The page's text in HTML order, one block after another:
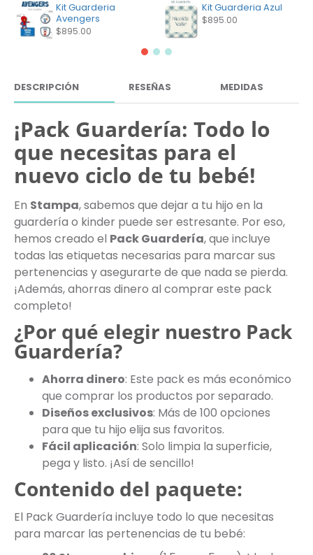
Kit Guarderia
Avengers
$895.00
Kit Guarderia Azul
$895.00
DESCRIPCIÓN RESEÑAS MEDIDAS
¡Pack Guardería: Todo lo
que necesitas para el
nuevo ciclo de tu bebé!
En Stampa, sabemos que dejar a tu hijo en la
guardería o kinder puede ser estresante. Por eso,
hemos creado el Pack Guardería, que incluye
todas las etiquetas necesarias para marcar sus
pertenencias y asegurarte de que nada se pierda.
¡Además, ahorras dinero al comprar este pack
completo!
¿Por qué elegir nuestro Pack
Guardería?
Ahorra dinero: Este pack es más económico
que comprar los productos por separado.
Diseños exclusivos: Más de 100 opciones
para que tu hijo elija sus favoritos.
Fácil aplicación: Solo limpia la superficie,
pega y listo. ¡Así de sencillo!
Contenido del paquete:
El Pack Guardería incluye todo lo que necesitas
para marcar las pertenencias de tu bebé: